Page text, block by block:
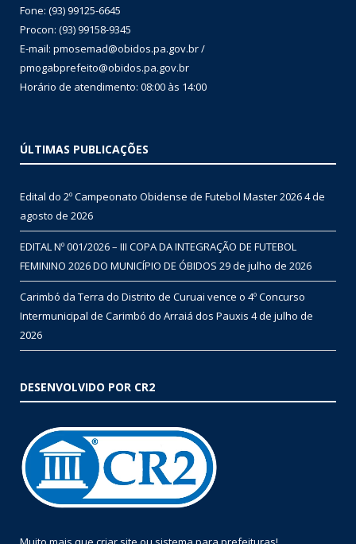
Fone: (93) 99125-6645
Procon: (93) 99158-9345
E-mail: pmosemad@obidos.pa.gov.br /
pmogabprefeito@obidos.pa.gov.br
Horário de atendimento: 08:00 às 14:00
ÚLTIMAS PUBLICAÇÕES
Edital do 2º Campeonato Obidense de Futebol Master 20264 de
agosto de 2026
EDITAL Nº 001/2026 – III COPA DA INTEGRAÇÃO DE FUTEBOL
FEMININO 2026 DO MUNICÍPIO DE ÓBIDOS 29 de julho de 2026
Carimbó da Terra do Distrito de Curuai vence o 4º Concurso
Intermunicipal de Carimbó do Arraiá dos Pauxis 4 de julho de
2026
DESENVOLVIDO POR CR2